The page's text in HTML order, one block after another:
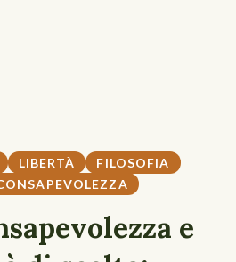
LIBERTÀ
FILOSOFIA
e